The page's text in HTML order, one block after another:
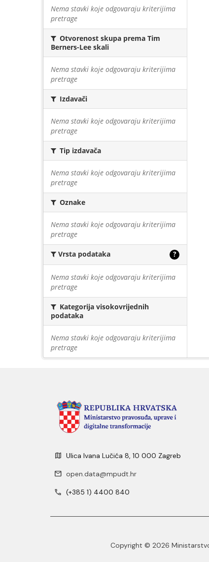
Nema stavki koje odgovaraju kriterijima
pretrage
Otvorenost skupa prema Tim
Berners-Lee skali
Nema stavki koje odgovaraju kriterijima
pretrage
Izdavači
Nema stavki koje odgovaraju kriterijima
pretrage
Tip izdavača
Nema stavki koje odgovaraju kriterijima
pretrage
Oznake
Nema stavki koje odgovaraju kriterijima
pretrage
Vrsta podataka ?
Nema stavki koje odgovaraju kriterijima
pretrage
Kategorija visokovrijednih
podataka
Nema stavki koje odgovaraju kriterijima
pretrage